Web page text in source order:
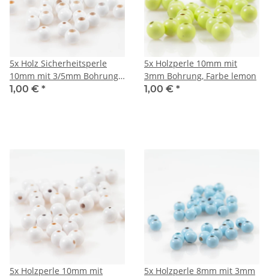
5x Holz Sicherheitsperle
10mm mit 3/5mm Bohrung,
Farbe weiß
1,00 € *
5x Holzperle 10mm mit
3mm Bohrung, Farbe lemon
1,00 € *
5x Holzperle 10mm mit
5x Holzperle 8mm mit 3mm